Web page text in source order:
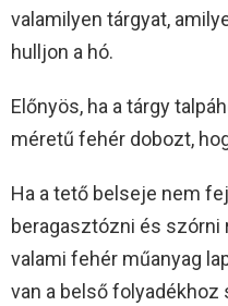
valamilyen tárgyat,
hulljon a hó.
Előnyös, ha a tárgy
méretű fehér dobozt,
Ha a tető belseje nem
beragasztózni és szórni
valami fehér műanyag
van a belső